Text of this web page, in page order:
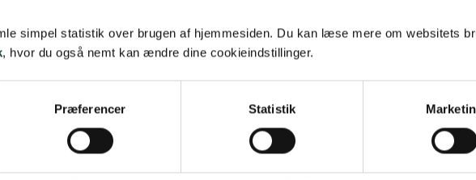
simpel statistik over brugen af hjemmesiden. Du kan læse mere om websitets
, hvor du også nemt kan ændre dine cookieindstillinger.
Præferencer Statistik
Maltvej 1
6600 Vejen
Tlf:7696 1800
info@askov-hojskole.dk
CVR: 38117416